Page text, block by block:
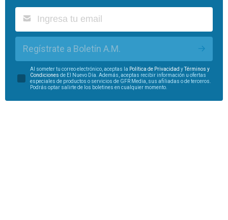
Regístrate a Boletín A.M.
Al someter tu correo electrónico, aceptas la Política de Privacidad yTérminos y
Condiciones de El Nuevo Día. Además, aceptas recibir información u ofertas
especiales de productos o servicios de GFR Media, sus afiliadas o de terceros.
Podrás optar salirte de los boletines en cualquier momento.